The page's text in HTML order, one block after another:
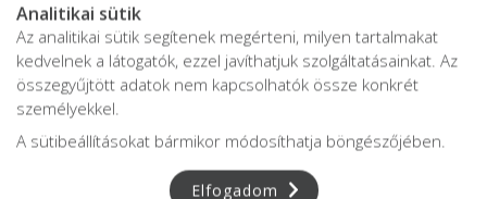
Impresszum
Karrier
Az oldalon feltüntetett árak az ÁFÁ-t tartalmazzák!
Shutterstock.comés aCanva.com
Analitikai sütik
Az analitikai sütik segítenek megérteni, milyen tartalmakat
kedvelnek a látogatók, ezzel javíthatjuk szolgáltatásainkat. Az
összegyűjtött adatok nem kapcsolhatók össze konkrét
személyekkel.
A sütibeállításokat bármikor módosíthatja böngészőjében.
Elfogadom